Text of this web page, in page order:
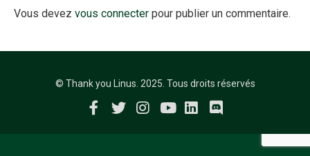
Vous devez vous connecter pour publier un commentaire.
© Thank you Linus. 2025. Tous droits réservés